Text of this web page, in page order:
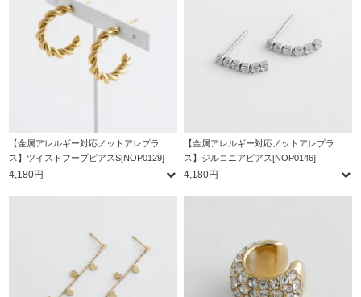
【金属アレルギー対応ノットアレプラ
ス】ツイストフープピアスS[NOP0129]
4,180円
【金属アレルギー対応ノットアレプラ
ス】ジルコニアピアス[NOP0146]
4,180円